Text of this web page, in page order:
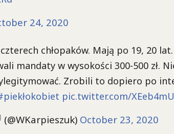
24, 2020
chłopaków. Mają po 19, 20
mandaty w wysokości 300-500 zł.
Zrobili to dopiero po
pic.twitter.com/
October 23, 2020